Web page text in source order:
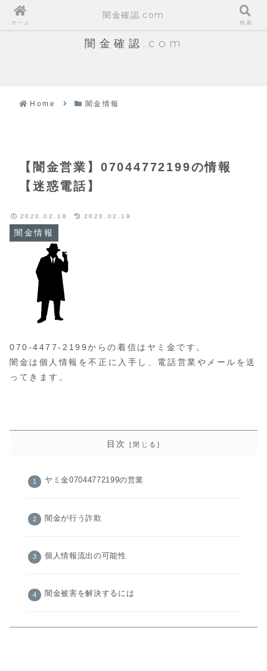
闇金確認.com
Home 闇金情報
【闇金営業】07044772199の情報
【迷惑電話】
闇金情報
2020.02.18 2020.02.19
070-4477-2199からの着信はヤミ金です。
闇金は個人情報を不正に入手し、電話営業やメールを送
ってきます。
目次
ヤミ金07044772199の営業
闇金が行う詐欺
個人情報流出の可能性
闇金被害を解決するには
ホーム
闇金確認.com
検索